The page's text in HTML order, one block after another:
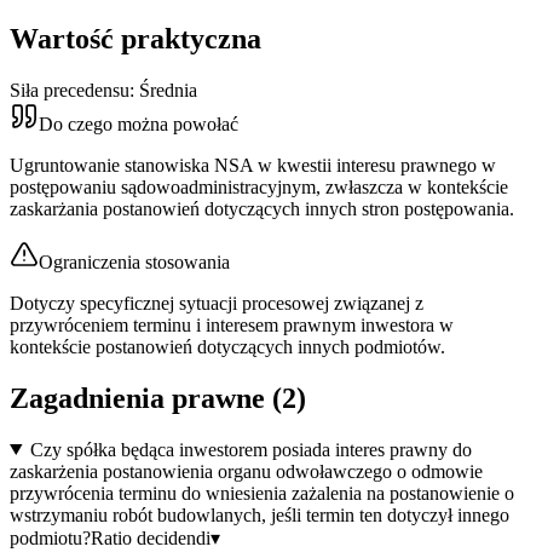
Wartość praktyczna
Siła precedensu: Średnia
Do czego można powołać
Ugruntowanie stanowiska NSA w kwestii interesu prawnego w
postępowaniu sądowoadministracyjnym, zwłaszcza w kontekście
zaskarżania postanowień dotyczących innych stron postępowania.
Ograniczenia stosowania
Dotyczy specyficznej sytuacji procesowej związanej z
przywróceniem terminu i interesem prawnym inwestora w
kontekście postanowień dotyczących innych podmiotów.
Zagadnienia prawne (2)
Czy spółka będąca inwestorem posiada interes prawny do
zaskarżenia postanowienia organu odwoławczego o odmowie
przywrócenia terminu do wniesienia zażalenia na postanowienie o
wstrzymaniu robót budowlanych, jeśli termin ten dotyczył innego
podmiotu?Ratio decidendi▾